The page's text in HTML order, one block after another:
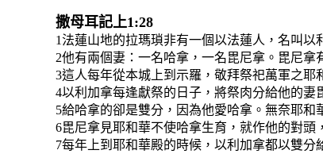
撒母耳記上1:28
1法蓮山地的拉瑪瑣非有一個以法蓮人，名叫
2他有兩個妻：一名哈拿，一名毘尼拿。毘尼拿
3這人每年從本城上到示羅，敬拜祭祀萬軍之
4以利加拿每逢獻祭的日子，將祭肉分給他的妻
5給哈拿的卻是雙分，因為他愛哈拿。無奈耶和
6毘尼拿見耶和華不使哈拿生育，就作他的對頭
7每年上到耶和華殿的時候，以利加拿都以雙